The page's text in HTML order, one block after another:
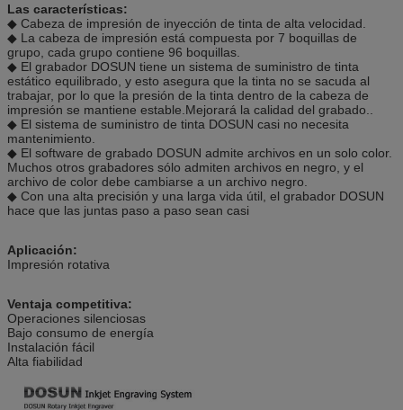
Las características:
◆ Cabeza de impresión de inyección de tinta de alta velocidad.
◆ La cabeza de impresión está compuesta por 7 boquillas de
grupo, cada grupo contiene 96 boquillas.
◆ El grabador DOSUN tiene un sistema de suministro de tinta
estático equilibrado, y esto asegura que la tinta no se sacuda al
trabajar, por lo que la presión de la tinta dentro de la cabeza de
impresión se mantiene estable.Mejorará la calidad del grabado..
◆ El sistema de suministro de tinta DOSUN casi no necesita
mantenimiento.
◆ El software de grabado DOSUN admite archivos en un solo color.
Muchos otros grabadores sólo admiten archivos en negro, y el
archivo de color debe cambiarse a un archivo negro.
◆ Con una alta precisión y una larga vida útil, el grabador DOSUN
hace que las juntas paso a paso sean casi
Aplicación:
Impresión rotativa
Ventaja competitiva:
Operaciones silenciosas
Bajo consumo de energía
Instalación fácil
Alta fiabilidad